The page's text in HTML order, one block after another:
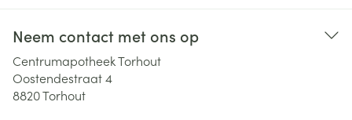
Neem contact met ons op
Centrumapotheek Torhout
Oostendestraat 4
8820Torhout